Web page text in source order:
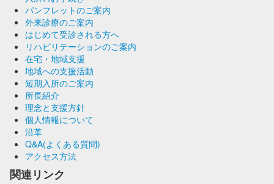
パンフレットのご案内
外来診療のご案内
はじめて受診される方へ
リハビリテーションのご案内
在宅・地域支援
地域への支援活動
短期入所のご案内
所長紹介
理念と支援方針
個人情報について
沿革
Q&A(よくある質問)
アクセス方法
関連リンク